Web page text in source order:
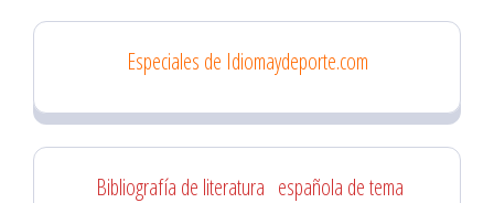
Especiales de Idiomaydeporte.com
Bibliografía de literatura española de tema